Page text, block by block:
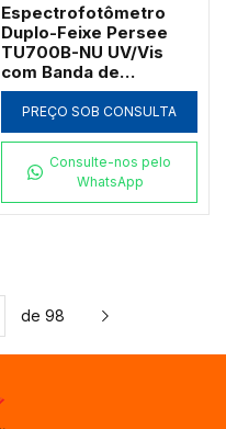
Espectrofotômetro
Duplo-Feixe Persee
TU700B-NU UV/Vis
com Banda de
Passagem 2nm e
Software UVWin (190 a
1100nm)
PREÇO SOB CONSULTA
Consulte-nos pelo
WhatsApp
de 98